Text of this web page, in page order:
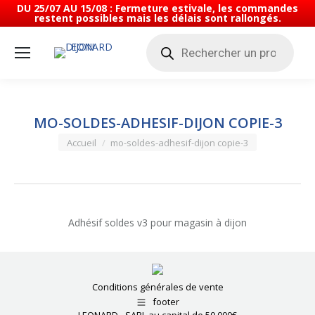
DU 25/07 AU 15/08 : Fermeture estivale, les commandes
restent possibles mais les délais sont rallongés.
produits
MO-SOLDES-ADHESIF-DIJON COPIE-3
Vous êtes ici :
Accueil mo-soldes-adhesif-dijon copie-3
Adhésif soldes v3 pour magasin à dijon
Conditions générales de vente
footer